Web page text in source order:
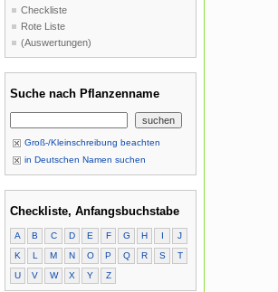
Checkliste
Rote Liste
(Auswertungen)
Suche nach Pflanzenname
Groß-/Kleinschreibung beachten
in Deutschen Namen suchen
Checkliste, Anfangsbuchstabe
A B C D E F G H I
J
K
L M N O P Q R S
T
U
V W X Y Z